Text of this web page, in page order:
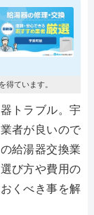
得ています。
トラブル。宇
者が良いので
給湯器交換業
び方や費用の
くべき事を解